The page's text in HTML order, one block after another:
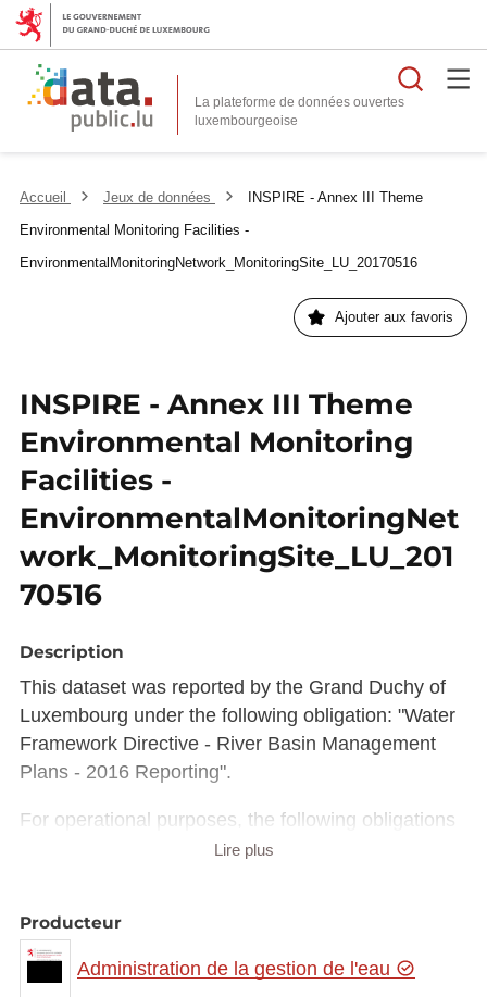
La plateforme de données ouvertes
Accueil Jeux de données
INSPIRE - Annex III Theme
Environmental Monitoring Facilities -
EnvironmentalMonitoringNetwork_MonitoringSite_LU_20170516
Ajouter aux favoris
INSPIRE - Annex III Theme
Environmental Monitoring
Facilities -
EnvironmentalMonitoringNet
work_MonitoringSite_LU_201
70516
Description
This dataset was reported by the Grand Duchy of
Luxembourg under the following obligation: "Water
Framework Directive - River Basin Management
Plans - 2016 Reporting".
For operational purposes, the following obligations
are part on the 2016 WFD RBMP reporting
"Water Framework Directive - River Basin
"Water Framework Directive - River Basin
Lire plus
Producteur
Administration de la gestion de l'eau